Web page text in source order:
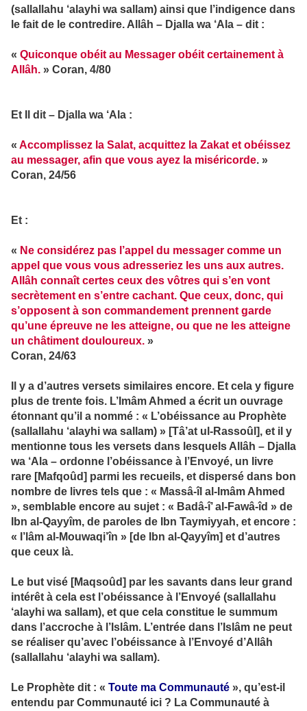
(sallallahu ‘alayhi wa sallam) ainsi que l’indigence dans
le fait de le contredire. Allâh – Djalla wa ‘Ala – dit :
« Quiconque obéit au Messager obéit certainement à
Allâh. » Coran, 4/80
Et Il dit – Djalla wa ‘Ala :
« Accomplissez la Salat, acquittez la Zakat et obéissez
au messager, afin que vous ayez la miséricorde. »
Coran, 24/56
Et :
« Ne considérez pas l’appel du messager comme un
appel que vous vous adresseriez les uns aux autres.
Allâh connaît certes ceux des vôtres qui s’en vont
secrètement en s’entre cachant. Que ceux, donc, qui
s’opposent à son commandement prennent garde
qu’une épreuve ne les atteigne, ou que ne les atteigne
un châtiment douloureux. »
Coran, 24/63
Il y a d’autres versets similaires encore. Et cela y figure
plus de trente fois. L’Imâm Ahmed a écrit un ouvrage
étonnant qu’il a nommé : « L’obéissance au Prophète
(sallallahu ‘alayhi wa sallam) » [Tâ’at ul-Rassoûl], et il y
mentionne tous les versets dans lesquels Allâh – Djalla
wa ‘Ala – ordonne l’obéissance à l’Envoyé, un livre
rare [Mafqoûd] parmi les recueils, et dispersé dans bon
nombre de livres tels que : « Massâ-îl al-Imâm Ahmed
», semblable encore au sujet : « Badâ-î’ al-Fawâ-îd » de
Ibn al-Qayyîm, de paroles de Ibn Taymiyyah, et encore :
« I’lâm al-Mouwaqi’în » [de Ibn al-Qayyîm] et d’autres
que ceux là.
Le but visé [Maqsoûd] par les savants dans leur grand
intérêt à cela est l’obéissance à l’Envoyé (sallallahu
‘alayhi wa sallam), et que cela constitue le summum
dans l’accroche à l’Islâm. L’entrée dans l’Islâm ne peut
se réaliser qu’avec l’obéissance à l’Envoyé d’Allâh
(sallallahu ‘alayhi wa sallam).
Le Prophète dit : « Toute ma Communauté », qu’est-il
entendu par Communauté ici ? La Communauté à